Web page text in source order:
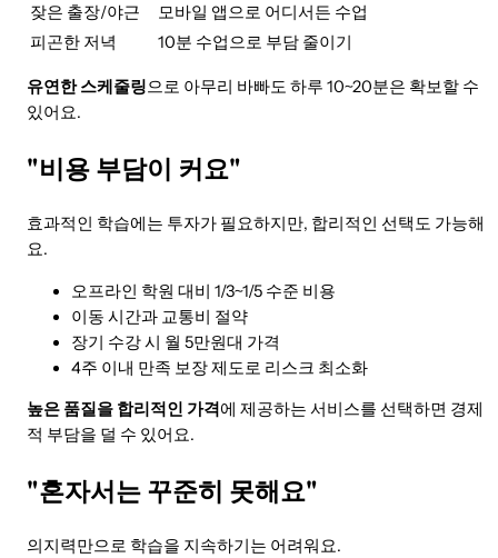
잦은 출장/야근
모바일 앱으로 어디서든 수업
피곤한 저녁
10분 수업으로 부담 줄이기
유연한 스케줄링으로 아무리 바빠도 하루 10~20분은 확보할 수
있어요.
"비용 부담이 커요"
효과적인 학습에는 투자가 필요하지만, 합리적인 선택도 가능해
요.
오프라인 학원 대비 1/3~1/5 수준 비용
이동 시간과 교통비 절약
장기 수강 시 월 5만원대 가격
4주 이내 만족 보장 제도로 리스크 최소화
높은 품질을 합리적인 가격에 제공하는 서비스를 선택하면 경제
적 부담을 덜 수 있어요.
"혼자서는 꾸준히 못해요"
의지력만으로 학습을 지속하기는 어려워요.